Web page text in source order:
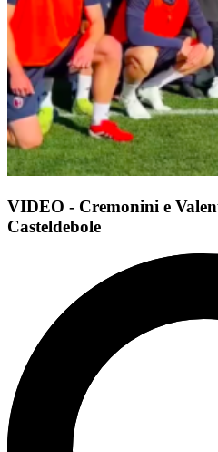
VIDEO - Cremonini e
Casteldebole